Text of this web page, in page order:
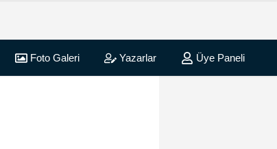
Foto Galeri Yazarlar Üye Paneli